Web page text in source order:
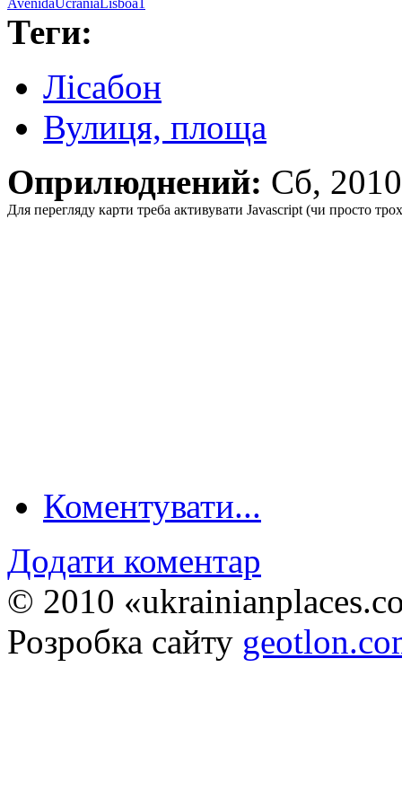
Теги:
Лісабон
Вулиця, площа
Оприлюднений: Сб,
Для перегляду карти треба активувати Javascript (чи просто
Коментувати...
Додати коментар
© 2010
Розробка сайту